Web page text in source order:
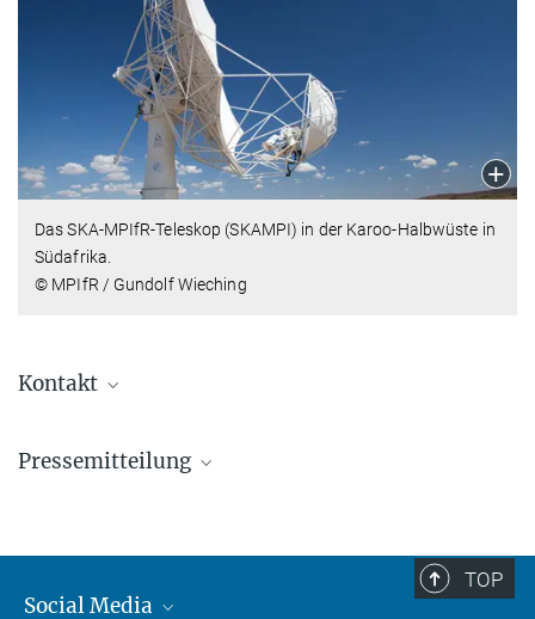
Das SKA-MPIfR-Teleskop (SKAMPI) in der Karoo-Halbwüste in
Südafrika.
© MPIfR / Gundolf Wieching
Kontakt
Abteilungsleiter
Hans-Rainer Klöckner
Pressemitteilung
TOP
Social Media